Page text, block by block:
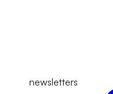
newsletters